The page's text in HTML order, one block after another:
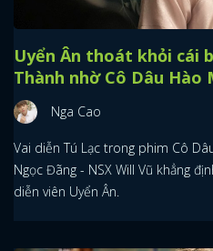
Uyển Ân thoát khỏi cái
Thành nhờ Cô Dâu Hào
Nga Cao
Vai diễn Tú Lạc trong phim Cô
Ngọc Đãng - NSX Will Vũ khẳng
diễn viên Uyển Ân.